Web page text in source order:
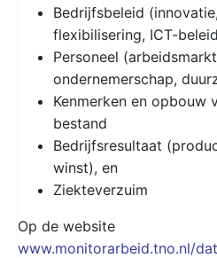
Bedrijfsbeleid
flexibilisering, ICT-
Personeel
ondernemerschap,
Kenmerken en opbouw
bestand
Bedrijfsresultaat
winst), en
Ziekteverzuim
Op de website
www.monitorarbeid.tno.nl/